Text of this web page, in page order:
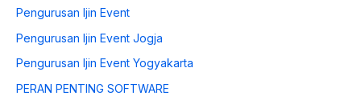
Pengurusan Ijin Event
Pengurusan Ijin Event Jogja
Pengurusan Ijin Event Yogyakarta
PERAN PENTING SOFTWARE